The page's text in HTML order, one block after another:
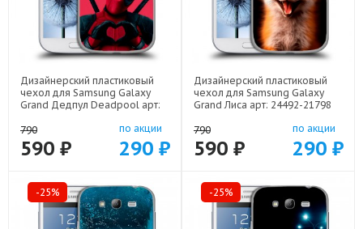
Дизайнерский пластиковый
чехол для Samsung Galaxy
Grand Дедпул Deadpool арт:
790
590 ₽
по акции
290 ₽
Дизайнерский пластиковый
чехол для Samsung Galaxy
Grand Лиса арт: 24492-21798
790
590 ₽
по акции
290 ₽
-25% -25%